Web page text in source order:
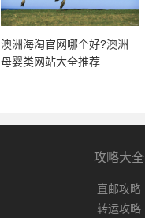
澳洲海淘官网哪个好?澳洲
母婴类网站大全推荐
攻略大全
直邮攻略
转运攻略